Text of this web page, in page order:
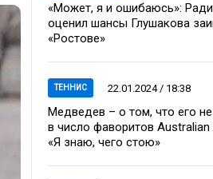
«Может, я и ошибаюсь»:
оценил шансы Глушакова
«Ростове»
ТЕННИС 22.01.2024 / 18:38
Медведев – о том, что его
в число фаворитов Australian
«Я знаю, чего стою»